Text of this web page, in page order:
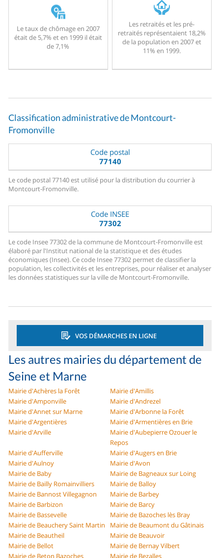
Le taux de chômage en 2007
était de 5,7% et en 1999 il était
de 7,1%
Les retraités et les pré-
retraités représentaient 18,2%
de la population en 2007 et
11% en 1999.
Classification administrative de Montcourt-
Fromonville
Code postal
77140
Le code postal 77140 est utilisé pour la distribution du courrier à
Montcourt-Fromonville.
Code INSEE
77302
Le code Insee 77302 de la commune de Montcourt-Fromonville est
élaboré par l'Institut national de la statistique et des études
économiques (Insee). Ce code Insee 77302 permet de classifier la
population, les collectivités et les entreprises, pour réaliser et analyser
les données statistiques sur la ville de Montcourt-Fromonville.
VOS DÉMARCHES EN LIGNE
Les autres mairies du département de
Seine et Marne
Mairie d'Achères la Forêt
Mairie d'Amillis
Mairie d'Amponville
Mairie d'Andrezel
Mairie d'Annet sur Marne
Mairie d'Arbonne la Forêt
Mairie d'Argentières
Mairie d'Armentières en Brie
Mairie d'Arville
Mairie d'Aubepierre Ozouer le
Repos
Mairie d'Aufferville
Mairie d'Augers en Brie
Mairie d'Aulnoy
Mairie d'Avon
Mairie de Baby
Mairie de Bagneaux sur Loing
Mairie de Bailly Romainvilliers
Mairie de Balloy
Mairie de Bannost Villegagnon
Mairie de Barbey
Mairie de Barbizon
Mairie de Barcy
Mairie de Bassevelle
Mairie de Bazoches lès Bray
Mairie de Beauchery Saint Martin
Mairie de Beaumont du Gâtinais
Mairie de Beautheil
Mairie de Beauvoir
Mairie de Bellot
Mairie de Bernay Vilbert